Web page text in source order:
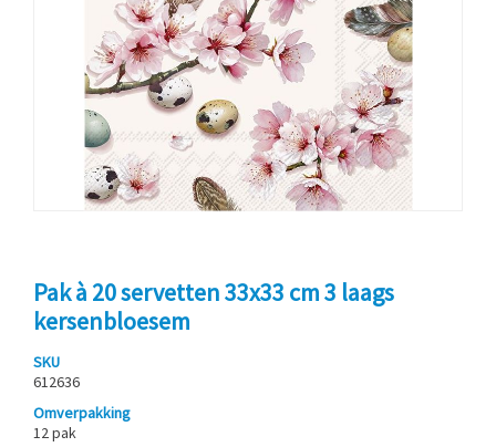
Pak à 20 servetten 33x33 cm 3 laags
kersenbloesem
SKU
612636
Omverpakking
12 pak